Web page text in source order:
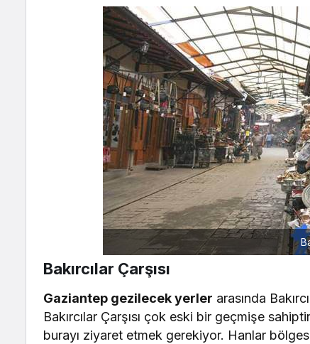
Bakırcılar Çarşısı
Gaziantep gezilecek yerler arasında
Bakırcılar Çarşısı çok eski bir geçmişe
burayı ziyaret etmek gerekiyor. Hanlar